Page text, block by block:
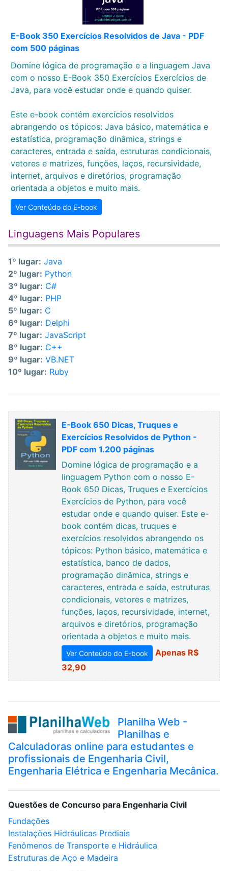
E-Book 350 Exercícios Resolvidos de Java - PDF
com 500 páginas
Domine lógica de programação e a linguagem Java
com o nosso E-Book 350 Exercícios Exercícios de
Java, para você estudar onde e quando quiser.
Este e-book contém exercícios resolvidos
abrangendo os tópicos: Java básico, matemática e
estatística, programação dinâmica, strings e
caracteres, entrada e saída, estruturas condicionais,
vetores e matrizes, funções, laços, recursividade,
internet, arquivos e diretórios, programação
orientada a objetos e muito mais.
Ver Conteúdo do E-book
Linguagens Mais Populares
1º lugar: Java
2º lugar: Python
3º lugar: C#
4º lugar: PHP
5º lugar: C
6º lugar: Delphi
7º lugar: JavaScript
8º lugar: C++
9º lugar: VB.NET
10º lugar: Ruby
E-Book 650 Dicas, Truques e
Exercícios Resolvidos de Python -
PDF com 1.200 páginas
Domine lógica de programação e a
linguagem Python com o nosso E-
Book 650 Dicas, Truques e Exercícios
Exercícios de Python, para você
estudar onde e quando quiser. Este e-
book contém dicas, truques e
exercícios resolvidos abrangendo os
tópicos: Python básico, matemática e
estatística, banco de dados,
programação dinâmica, strings e
caracteres, entrada e saída, estruturas
condicionais, vetores e matrizes,
funções, laços, recursividade, internet,
arquivos e diretórios, programação
orientada a objetos e muito mais.
Ver Conteúdo do E-book
Apenas R$
32,90
Planilha Web -
Planilhas e
Calculadoras online para estudantes e
profissionais de Engenharia Civil,
Engenharia Elétrica e Engenharia Mecânica.
Questões de Concurso para Engenharia Civil
Fundações
Instalações Hidráulicas Prediais
Fenômenos de Transporte e Hidráulica
Estruturas de Aço e Madeira